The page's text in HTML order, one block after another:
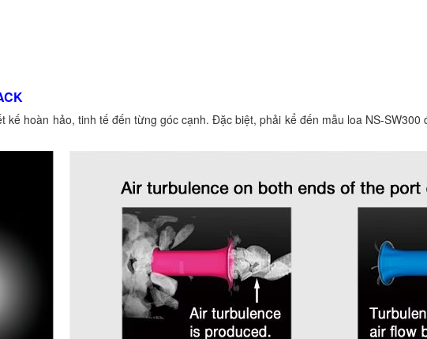
kế hoàn hảo, tinh tế đến từng góc cạnh. Đặc biệt, phải kể đến mẫu loa NS-